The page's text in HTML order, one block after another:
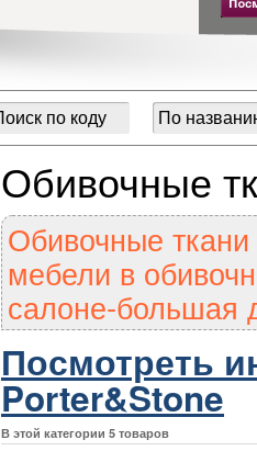
Обивочные
Обивочные
мебели в
салоне-большая
Посмотреть
Porter&Stone
В этой категории 5 товаров